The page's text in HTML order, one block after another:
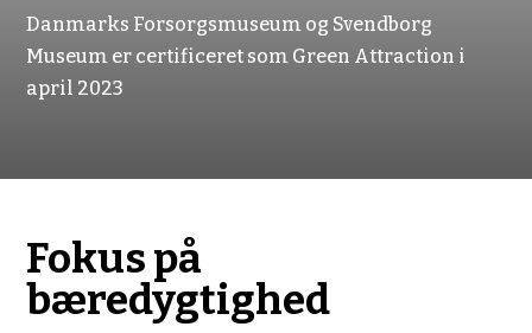
Danmarks Forsorgsmuseum og Svendborg
Museum er certificeret som Green Attraction i
april 2023
Fokus på
bæredygtighed